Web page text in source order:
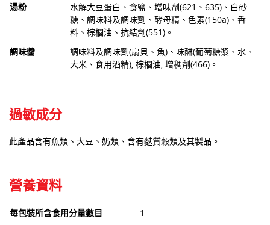
湯粉
水解大豆蛋白、食鹽、增味劑(621、635)、白砂
糖、調味料及調味劑、酵母精、色素(150a)、香
料、棕櫚油、抗結劑(551)。
調味醬
調味料及調味劑(扇貝、魚)、味醂(葡萄糖漿、水、
大米、食用酒精), 棕櫚油, 增稠劑(466)。
過敏成分
此產品含有魚類、大豆、奶類、含有麩質穀類及其製品。
營養資料
每包裝所含食用分量數目
1